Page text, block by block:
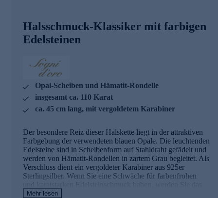
Halsschmuck-Klassiker mit farbigen
Edelsteinen
Opal-Scheiben und Hämatit-Rondelle
insgesamt ca. 110 Karat
ca. 45 cm lang, mit vergoldetem Karabiner
Der besondere Reiz dieser Halskette liegt in der attraktiven
Farbgebung der verwendeten blauen Opale. Die leuchtenden
Edelsteine sind in Scheibenform auf Stahldraht gefädelt und
werden von Hämatit-Rondellen in zartem Grau begleitet. Als
Verschluss dient ein vergoldeter Karabiner aus 925er
Sterlingsilber. Wenn Sie eine Schwäche für farbenfrohen
und karatstarken Edelsteinschmuck haben, werden Sie das
aparte Sogni d'oro Terra Opalis Collier lieben.
Mehr lesen